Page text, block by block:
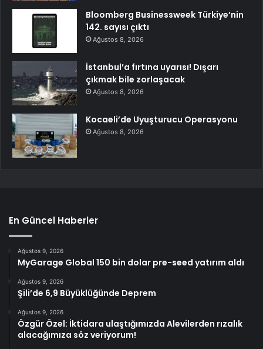
Bloomberg Businessweek Türkiye’nin
142. sayısı çıktı
Ağustos 8, 2026
İstanbul’a fırtına uyarısı! Dışarı
çıkmak bile zorlaşacak
Ağustos 8, 2026
Kocaeli’de Uyuşturucu Operasyonu
Ağustos 8, 2026
En Güncel Haberler
Ağustos 9, 2026
MyGarage Global 150 bin dolar pre-seed yatırım aldı
Ağustos 9, 2026
Şili’de 6,9 Büyüklüğünde Deprem
Ağustos 9, 2026
Özgür Özel: İktidara ulaştığımızda Alevilerden rızalık
alacağımıza söz veriyorum!